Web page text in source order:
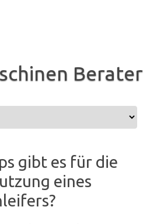
Berater
gibt es für die
eines